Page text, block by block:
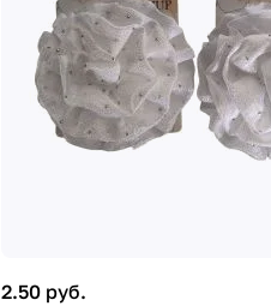
2.50 руб.